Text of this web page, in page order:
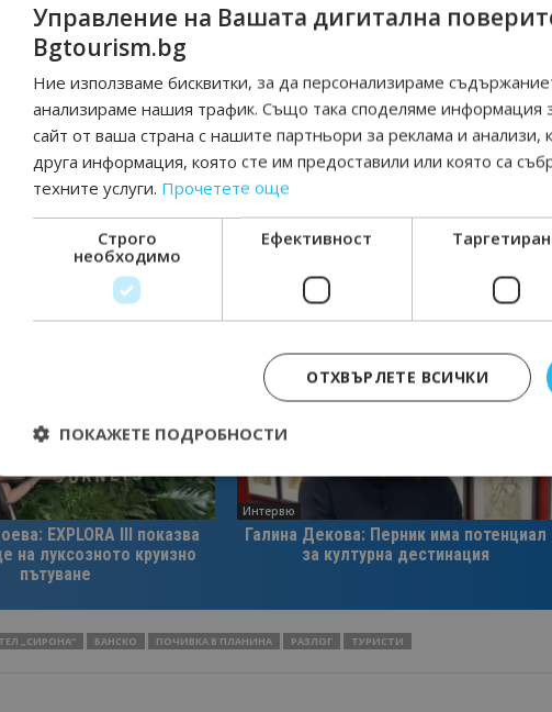
EXPLORA III показва
на луксозното круизно
пътуване
Интервю
Галина Декова: Перник има потенциал
за културна дестинация
„СИРОНА“ БАНСКО ПОЧИВКА В ПЛАНИНА РАЗЛОГ ТУРИСТИ
Управление на Вашата дигитална
Bgtourism.bg
Ние използваме бисквитки, за да персонализираме
анализираме нашия трафик. Също така споделяме информация
сайт от ваша страна с нашите партньори за реклама и
друга информация, която сте им предоставили или която са
техните услуги. Прочетете още
Строго
необходимо
Ефективност
ОТХВЪРЛЕТЕ ВСИЧКИ
ПОКАЖЕТЕ ПОДРОБНОСТИ
Строго необходимо Ефективност Таргетиране
Строго необходимите бисквитки позволяват основната функционалност на
управление на акаунта. Уебсайтът не може да се използва правилно без строго
Доставчик/
Домейн
Валиден
до
Тази бисквитка се
на потребителя за